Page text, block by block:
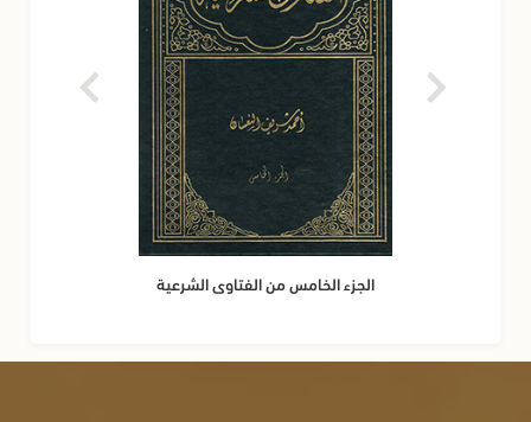
الجزء الخامس من الفتاوى الشرعية